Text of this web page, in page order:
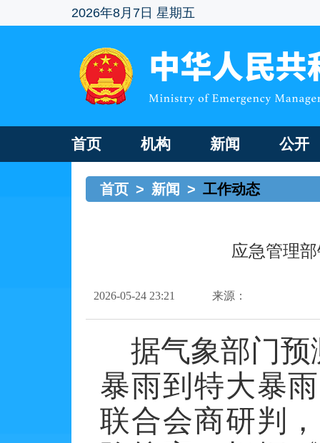
2026年8月7日 星期五
首页 机构 新闻 公开
首页 > 新闻 > 工作动态
应急管理
2026-05-24 23:21 来源：
据气象部门预
暴雨到特大暴
联合会商研判